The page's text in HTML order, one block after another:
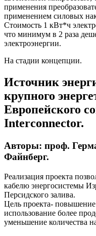
применения
применением силовых
Стоимость 1 кВт*ч
что минимум в 2 раза
электроэнергии.
На стадии концепции.
Источник
крупного
Европейского
Interconnector.
Авторы: проф.
Файнберг.
Реализация проекта
кабелю энергосистемы
Персидского залива.
Цель проекта- повышение
использование более
уменьшение количества